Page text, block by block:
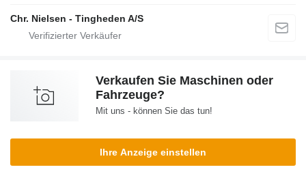
Chr. Nielsen - Tingheden A/S
Verkaufen Sie Maschinen oder
Fahrzeuge?
Mit uns - können Sie das tun!
Ihre Anzeige einstellen